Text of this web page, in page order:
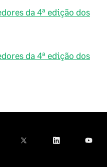
da 4ª edição dos
da 4ª edição dos